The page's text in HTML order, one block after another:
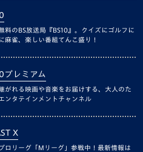
料のBS放送局『BS10』。クイズにゴルフに
麻雀、楽しい番組てんこ盛り！
プレミアム
がれる映画や音楽をお届けする、大人のた
ンタテインメントチャンネル
X
ロリーグ「Mリーグ」参戦中！最新情報は